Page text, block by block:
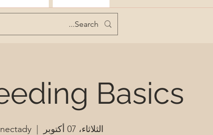
Basics
الثلاثاء، 07 أكتوبر
  |